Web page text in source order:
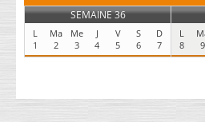
SEMAINE 36
L Ma Me J V S
D
1
2 3 4 5 6 7
L
8
9